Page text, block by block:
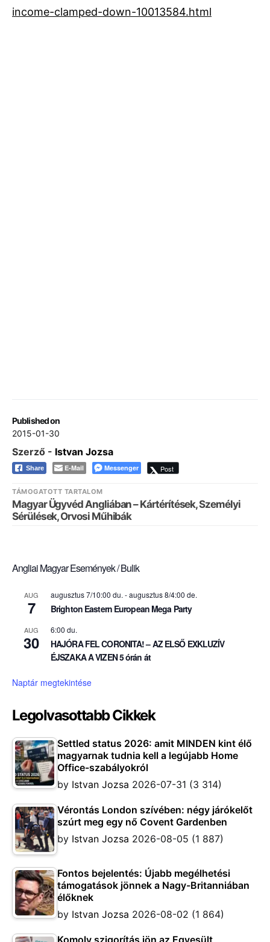
Published on
2015-01-30
income-clamped-down-10013584.html
Szerző - Istvan Jozsa
Share E-Mail Messenger Post
TÁMOGATOTT TARTALOM
Magyar Ügyvéd Angliában – Kártérítések, Személyi
Sérülések, Orvosi Műhibák
Angliai Magyar Események / Bulik
AUG
7
augusztus 7/10:00 du. -augusztus 8/4:00 de.
Brighton Eastern European Mega Party
AUG
30
6:00 du.
HAJÓRA FEL CORONITA! – AZ ELSŐ EXKLUZÍV
ÉJSZAKA A VIZEN 5 órán át
Naptár megtekintése
Legolvasottabb Cikkek
Settled status 2026: amit MINDEN kint élő
magyarnak tudnia kell a legújabb Home
Office-szabályokról
by Istvan Jozsa 2026-07-31 (3 314)
Vérontás London szívében: négy járókelőt
szúrt meg egy nő Covent Gardenben
by Istvan Jozsa 2026-08-05 (1 887)
Fontos bejelentés: Újabb megélhetési
támogatások jönnek a Nagy-Britanniában
élőknek
by Istvan Jozsa 2026-08-02 (1 864)
Komoly szigorítás jön az Egyesült